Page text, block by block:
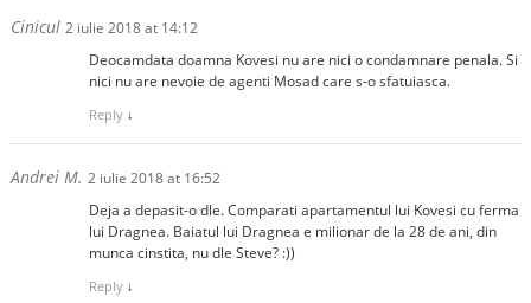
Cinicul 2 iulie 2018 at 14:12
Deocamdata doamna Kovesi nu are nici o condamnare penala. Si
nici nu are nevoie de agenti Mosad care s-o sfatuiasca.
Reply ↓
Andrei M. 2 iulie 2018 at 16:52
Deja a depasit-o dle. Comparati apartamentul lui Kovesi cu ferma
lui Dragnea. Baiatul lui Dragnea e milionar de la 28 de ani, din
munca cinstita, nu dle Steve? :))
Reply ↓